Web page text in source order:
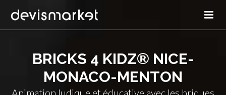
BRICKS 4 KIDZ® NICE-
MONACO-MENTON
Animation ludique et éducative avec les briques